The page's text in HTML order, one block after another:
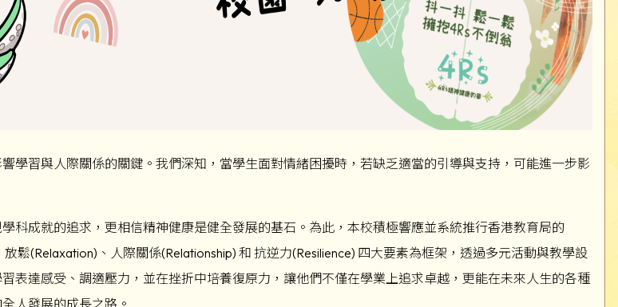
學習與人際關係的關鍵。我們深知，當學生面對情緒困擾時，若缺乏適當的引導與支持，可能進一步影
科成就的追求，更相信精神健康是健全發展的基石。為此，本校積極響應並系統推行香港教育局的
放鬆(Relaxation)、人際關係(Relationship) 和 抗逆力(Resilience) 四大要素為框架，透過多元活動與教學設
表達感受、調適壓力，並在挫折中培養復原力，讓他們不僅在學業上追求卓越，更能在未來人生的各種
人發展的成長之路。